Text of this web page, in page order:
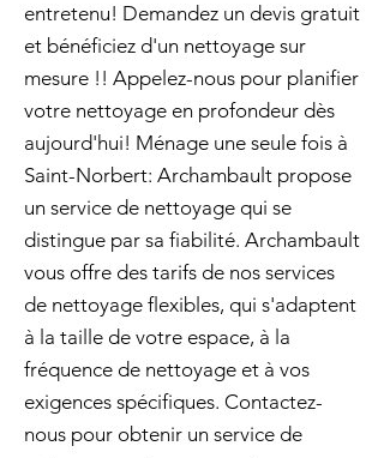
entretenu! Demandez un devis gratuit
et bénéficiez d'un nettoyage sur
mesure !! Appelez-nous pour planifier
votre nettoyage en profondeur dès
aujourd'hui! Ménage une seule fois à
Saint-Norbert: Archambault propose
un service de nettoyage qui se
distingue par sa fiabilité. Archambault
vous offre des tarifs de nos services
de nettoyage flexibles, qui s'adaptent
à la taille de votre espace, à la
fréquence de nettoyage et à vos
exigences spécifiques. Contactez-
nous pour obtenir un service de